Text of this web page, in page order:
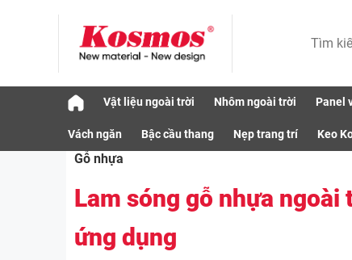
Vật liệu ngoài trời Nhôm ngoài trời Panel
Vách ngăn Bậc cầu thang Nẹp trang trí Keo
Gỗ nhựa
Lam sóng gỗ nhựa
ứng dụng